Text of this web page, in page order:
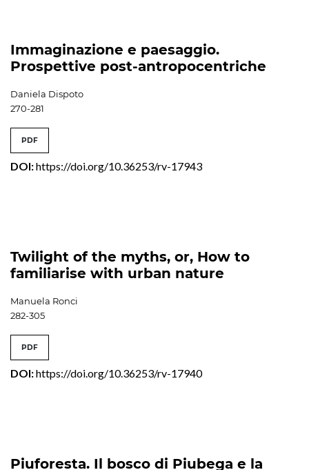
Immaginazione e paesaggio.
Prospettive post-antropocentriche
Daniela Dispoto
270-281
PDF
DOI:https://doi.org/10.36253/rv-17943
Twilight of the myths, or, How to
familiarise with urban nature
Manuela Ronci
282-305
PDF
DOI:https://doi.org/10.36253/rv-17940
Piuforesta. Il bosco di Piubega e la